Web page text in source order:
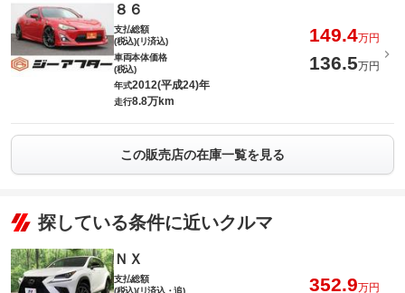
８６
支払総額
(税込)(リ済込)
149.4万円
車両本体価格
(税込)
136.5万円
年式2012(平成24)年
走行8.8万km
この販売店の在庫一覧を見る
探している条件に近いクルマ
ＮＸ
支払総額
(税込)(リ済込・追)
352.9万円